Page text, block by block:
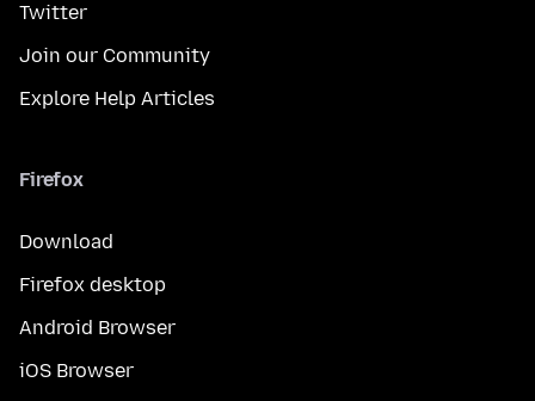
Twitter
Join our Community
Explore Help Articles
Firefox
Download
Firefox desktop
Android Browser
iOS Browser